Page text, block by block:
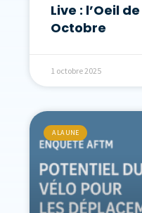
Live : l’Oeil
Octobre
1 octobre 2025
A LA UNE